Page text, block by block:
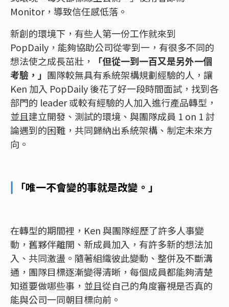
Monitor，導致信任感低落。
新創的環境下，有些人第一份工作就來到
PopDaily，能夠協助公司從零到一，有很多不同的
想法使之成長茁壯，
「但從一到一百又是另外一個
考驗，」 團隊較無具有系統架構規劃經驗的人，讓
Ken 加入 PopDaily 後花了好一段時間面試，找到各
部門的 leader 或較有經驗的人加入進行產品轉型，
並且建立開發、測試的環境、與團隊成員 1 on 1 討
論遇到的困難，共同歸納出系統架構、制定未來方
向。
「唯一不會變的事就是改變。」
在轉型的期間裡，Ken 與團隊經歷了許多人事變
動，舊夥伴離開、新成員加入，有許多新的想法加
入、共同激盪。隨著組織彼此變動、整併及不斷溝
通，團隊目標逐漸變得清晰，每個成員都能夠清楚
知道要做哪些事，並且從自己的角度審視是否真的
能與公司一同朝目標向前。